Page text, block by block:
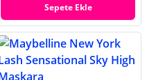
Sepete Ekle